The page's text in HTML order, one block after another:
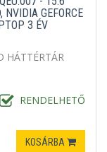
GEFORCE
3 ÉV
HÁTTÉRTÁR
RENDELHETŐ
KOSÁRBA